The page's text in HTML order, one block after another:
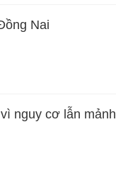
Nai
nguy cơ lẫn mảnh